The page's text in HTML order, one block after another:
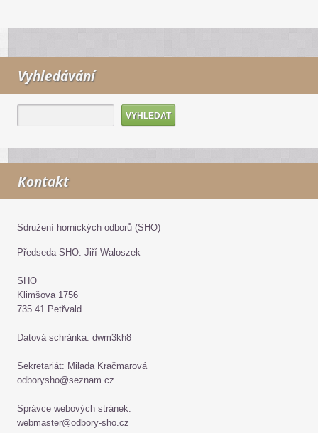
Vyhledávání
Kontakt
Sdružení hornických odborů (SHO)
Předseda SHO: Jiří Waloszek
SHO
Klimšova 1756
735 41 Petřvald
Datová schránka: dwm3kh8
Sekretariát: Milada Kračmarová
odborysho@seznam.cz
Správce webových stránek:
webmaster@odbory-sho.cz